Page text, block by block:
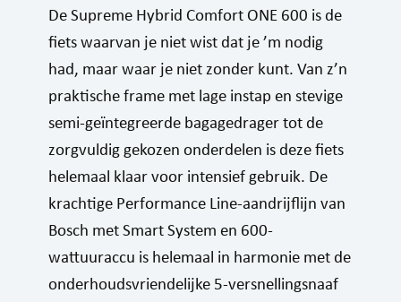
De Supreme Hybrid Comfort ONE 600 is de
fiets waarvan je niet wist dat je ’m nodig
had, maar waar je niet zonder kunt. Van z’n
praktische frame met lage instap en stevige
semi-geïntegreerde bagagedrager tot de
zorgvuldig gekozen onderdelen is deze fiets
helemaal klaar voor intensief gebruik. De
krachtige Performance Line-aandrijflijn van
Bosch met Smart System en 600-
wattuuraccu is helemaal in harmonie met de
onderhoudsvriendelijke 5-versnellingsnaaf